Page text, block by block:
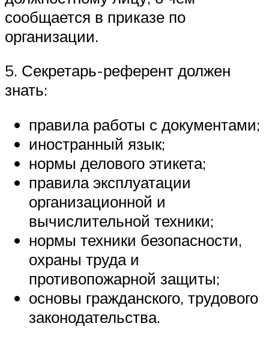
сообщается в приказе по
организации.
5. Секретарь-референт должен
знать:
правила работы с документами;
иностранный язык;
нормы делового этикета;
правила эксплуатации
организационной и
вычислительной техники;
нормы техники безопасности,
охраны труда и
противопожарной защиты;
основы гражданского, трудового
законодательства.